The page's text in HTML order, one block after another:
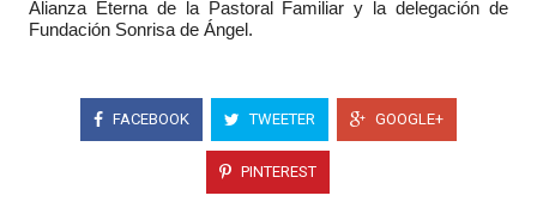
Alianza Eterna de la Pastoral Familiar y la delegación de
Fundación Sonrisa de Ángel.
FACEBOOK TWEETER GOOGLE+
PINTEREST